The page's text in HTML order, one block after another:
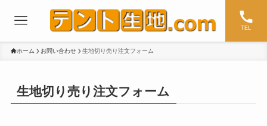
TEL
ホーム お問い合わせ 生地切り売り注文フォーム
生地切り売り注文フォーム